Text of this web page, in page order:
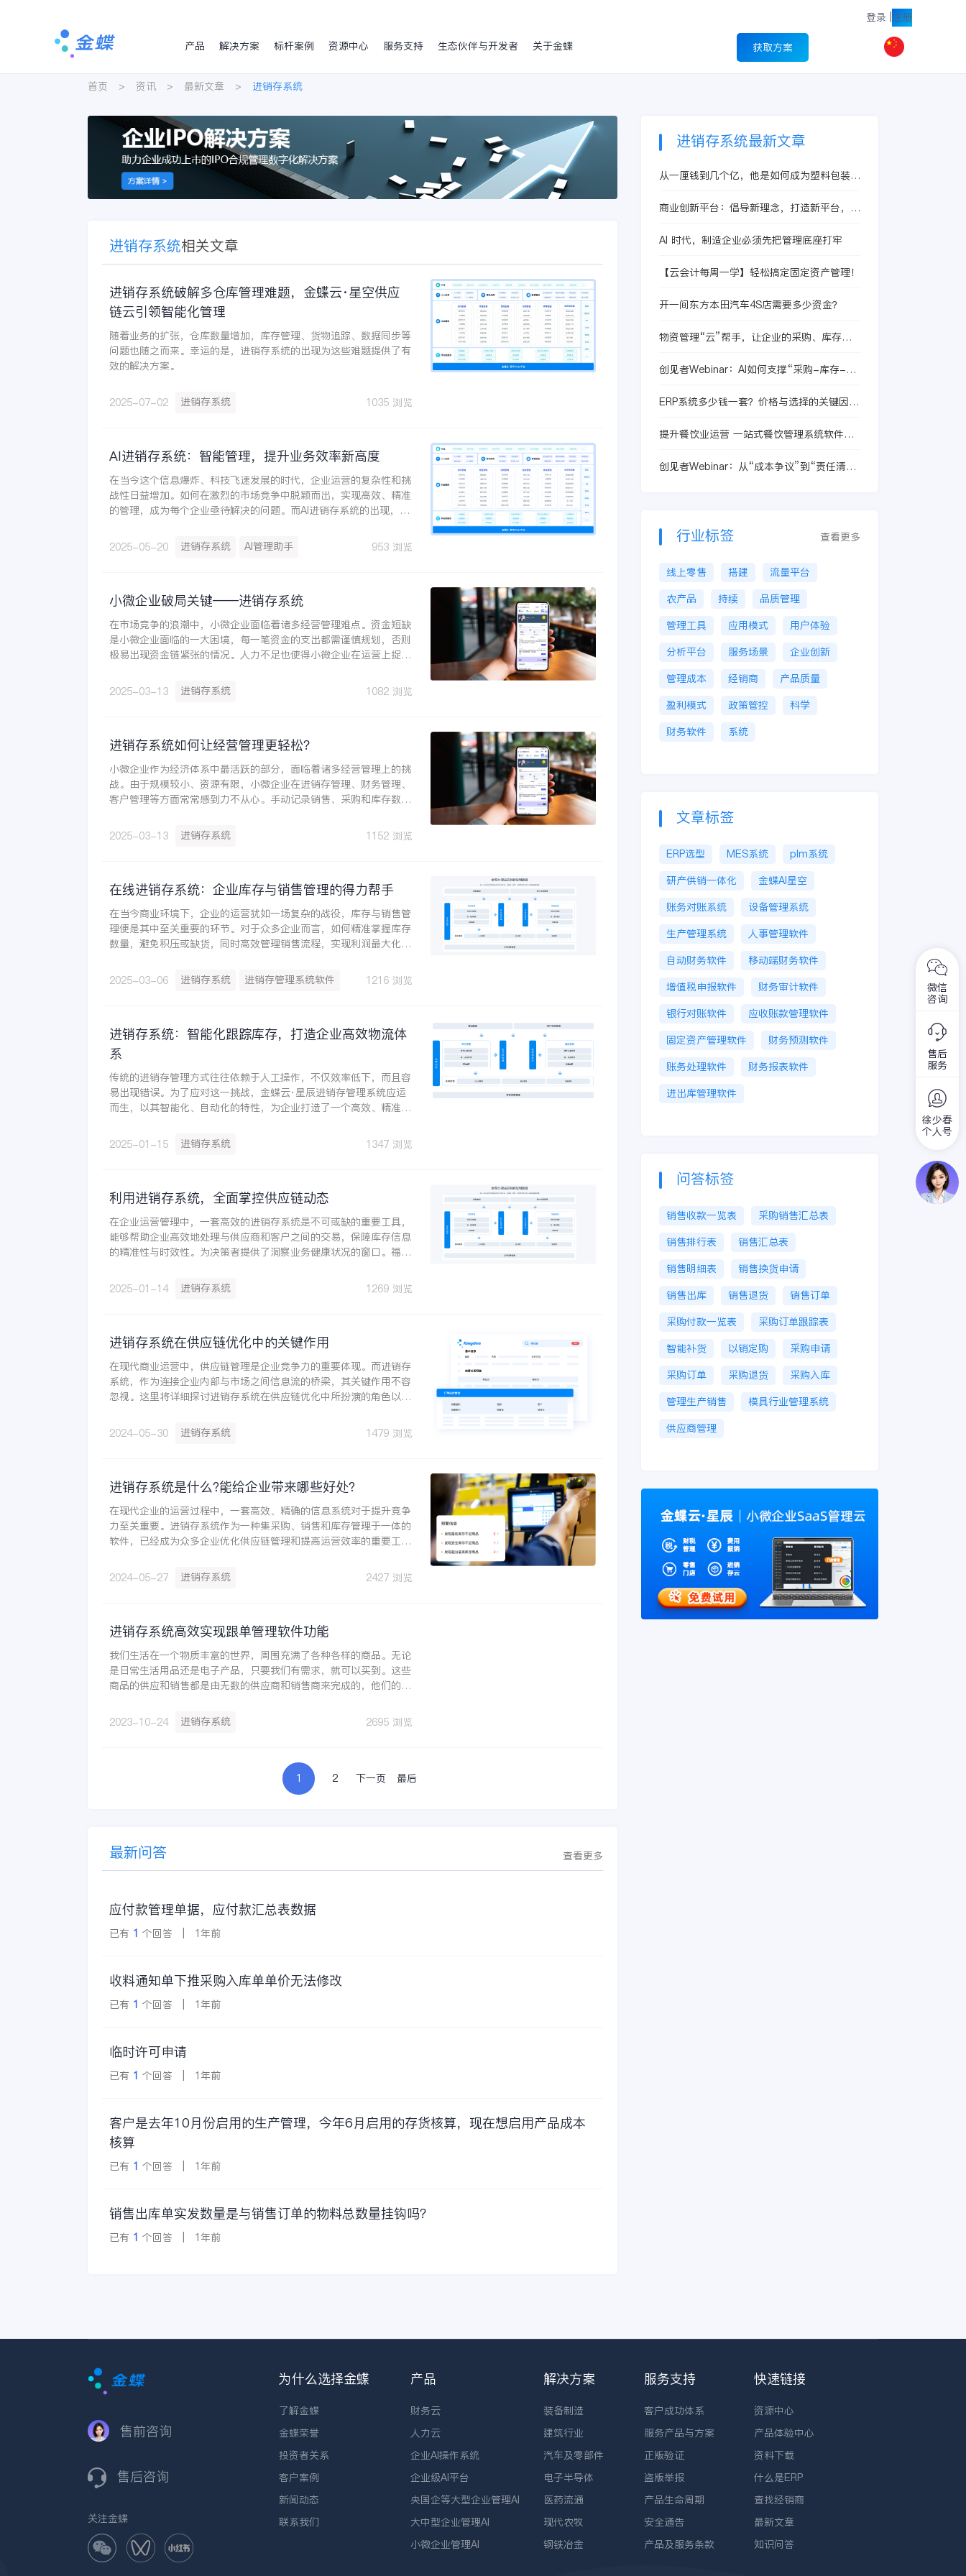
登录 注册
产品
解决方案 标杆案例 资源中心 服务支持 生态伙伴与开发者 关于金蝶 获取方案
首页 > 资讯 > 最新文章 > 进销存系统
进销存系统相关文章
进销存系统破解多仓库管理难题，金蝶云·星空供应
链云引领智能化管理
随着业务的扩张，仓库数量增加，库存管理、货物追踪、数据同步等
问题也随之而来。幸运的是，进销存系统的出现为这些难题提供了有
效的解决方案。
2025-07-02 进销存系统 1035 浏览
AI进销存系统：智能管理，提升业务效率新高度
在当今这个信息爆炸、科技飞速发展的时代，企业运营的复杂性和挑
战性日益增加。如何在激烈的市场竞争中脱颖而出，实现高效、精准
的管理，成为每个企业亟待解决的问题。而AI进销存系统的出现，无
2025-05-20
进销存系统 AI管理助手 953 浏览
小微企业破局关键——进销存系统
在市场竞争的浪潮中，小微企业面临着诸多经营管理难点。资金短缺
是小微企业面临的一大困境，每一笔资金的支出都需谨慎规划，否则
极易出现资金链紧张的情况。人力不足也使得小微企业在运营上捉襟
购、库存管理等工作，难以做到专业和精细。
2025-03-13 进销存系统 1082 浏览
进销存系统如何让经营管理更轻松？
小微企业作为经济体系中最活跃的部分，面临着诸多经营管理上的挑
战。由于规模较小、资源有限，小微企业在进销存管理、财务管理、
客户管理等方面常常感到力不从心。手动记录销售、采购和库存数据
转问题；客户信息管理混乱，影响销售效率和客户满意度。这些难点
严重制约了小微企业的发展，使得它们在市场竞争中处于不利地位。
2025-03-13 进销存系统 1152 浏览
在线进销存系统：企业库存与销售管理的得力帮手
在当今商业环境下，企业的运营犹如一场复杂的战役，库存与销售管
理便是其中至关重要的环节。对于众多企业而言，如何精准掌握库存
数量，避免积压或缺货，同时高效管理销售流程，实现利润最大化，
得力帮手，为企业在激烈的市场竞争中提供了坚实的后盾 。
2025-03-06 进销存系统 进销存管理系统软件 1216 浏览
进销存系统：智能化跟踪库存，打造企业高效物流体
系
传统的进销存管理方式往往依赖于人工操作，不仅效率低下，而且容
易出现错误。为了应对这一挑战，金蝶云·星辰进销存管理系统应运
而生，以其智能化、自动化的特性，为企业打造了一个高效、精准的
2025-01-15
进销存系统 1347 浏览
利用进销存系统，全面掌控供应链动态
在企业运营管理中，一套高效的进销存系统是不可或缺的重要工具，
能够帮助企业高效地处理与供应商和客户之间的交易，保障库存信息
的精准性与时效性。为决策者提供了洞察业务健康状况的窗口。福州
2025-01-14
进销存系统 1269 浏览
进销存系统在供应链优化中的关键作用
在现代商业运营中，供应链管理是企业竞争力的重要体现。而进销存
系统，作为连接企业内部与市场之间信息流的桥梁，其关键作用不容
忽视。这里将详细探讨进销存系统在供应链优化中所扮演的角色以及
2024-05-30
进销存系统 1479 浏览
进销存系统是什么?能给企业带来哪些好处?
在现代企业的运营过程中，一套高效、精确的信息系统对于提升竞争
力至关重要。进销存系统作为一种集采购、销售和库存管理于一体的
软件，已经成为众多企业优化供应链管理和提高运营效率的重要工
2024-05-27
进销存系统 2427 浏览
进销存系统高效实现跟单管理软件功能
我们生活在一个物质丰富的世界，周围充满了各种各样的商品。无论
是日常生活用品还是电子产品，只要我们有需求，就可以买到。这些
商品的供应和销售都是由无数的供应商和销售商来完成的，他们的活
向，现在大多数公司都使用进销存系统，这样可以有效地进行库存管
2023-10-24 进销存系统 2695 浏览
1 2 下一页 最后
最新问答 查看更多
应付款管理单据，应付款汇总表数据
已有 1 个回答 | 1年前
收料通知单下推采购入库单单价无法修改
已有 1 个回答 | 1年前
临时许可申请
已有 1 个回答 | 1年前
客户是去年10月份启用的生产管理，今年6月启用的存货核算，现在想启用产品成本
核算
已有 1 个回答 | 1年前
销售出库单实发数量是与销售订单的物料总数量挂钩吗？
已有 1 个回答 | 1年前
进销存系统最新文章
从一厘钱到几个亿，他是如何成为塑料包装大
商业创新平台：倡导新理念，打造新平台，支
AI 时代，制造企业必须先把管理底座打牢
【云会计每周一学】轻松搞定固定资产管理！
开一间东方本田汽车4S店需要多少资金？
物资管理“云”帮手，让企业的采购、库存轻
创见者Webinar：AI如何支撑“采购-库存-交
ERP系统多少钱一套？价格与选择的关键因素
提升餐饮业运营 一站式餐饮管理系统软件解
创见者Webinar：从“成本争议”到“责任清
行业标签 查看更多
线上零售 搭建
流量平台
农产品
持续
品质管理
管理工具
应用模式
用户体验
分析平台
服务场景
企业创新
管理成本
经销商
产品质量
盈利模式
政策管控
科学
财务软件
系统
文章标签
ERP选型 MES系统
plm系统
研产供销一体化
金蝶AI星空
账务对账系统
设备管理系统
生产管理系统
人事管理软件
自动财务软件
移动端财务软件
增值税申报软件
财务审计软件
银行对账软件
应收账款管理软件
固定资产管理软件
财务预测软件
账务处理软件
财务报表软件
进出库管理软件
问答标签
销售收款一览表
采购销售汇总表
销售排行表
销售汇总表
销售明细表
销售换货申请
销售出库
销售退货
销售订单
采购付款一览表
采购订单跟踪表
智能补货
以销定购
采购申请
采购订单
采购退货
采购入库
管理生产销售
模具行业管理系统
供应商管理
售前咨询
售后咨询
关注金蝶
为什么选择金蝶
了解金蝶
金蝶荣誉
投资者关系
客户案例
新闻动态
联系我们
产品
财务云
人力云
企业AI操作系统
企业级AI平台
央国企等大型企业管理AI
大中型企业管理AI
小微企业管理AI
解决方案
装备制造
建筑行业
汽车及零部件
电子半导体
医药流通
现代农牧
钢铁冶金
服务支持
客户成功体系
服务产品与方案
正版验证
盗版举报
产品生命周期
安全通告
产品及服务条款
快速链接
资源中心
产品体验中心
资料下载
什么是ERP
查找经销商
最新文章
知识问答
微信
咨询
售后
服务
徐少春
个人号